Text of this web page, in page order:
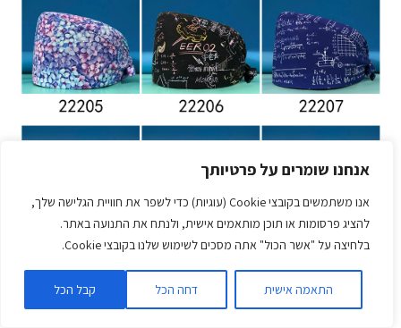
אנחנו שומרים על פרטיותך
אנו משתמשים בקובצי Cookie (עוגיות) כדי לשפר את חוויית הגלישה שלך,
להציג פרסומות או תוכן מותאמים אישית, ולנתח את התנועה באתר.
בלחיצה על "אשר הכול" אתה מסכים לשימוש שלנו בקובצי Cookie.
התאמה אישית דחה הכל קבל הכל